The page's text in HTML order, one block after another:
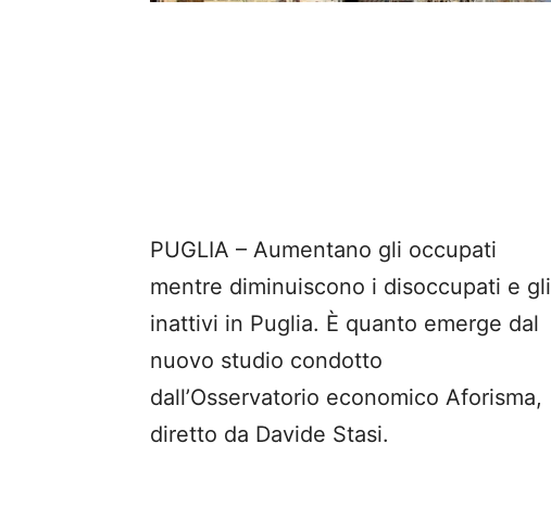
PUGLIA – Aumentano gli occupati
mentre diminuiscono i disoccupati e gli
inattivi in Puglia. È quanto emerge dal
nuovo studio condotto
dall’Osservatorio economico Aforisma,
diretto da Davide Stasi.